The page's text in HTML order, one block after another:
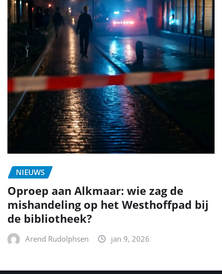
NIEUWS
Oproep aan Alkmaar: wie zag de
mishandeling op het Westhoffpad bij
de bibliotheek?
Arend Rudolphsen jan 9, 2026